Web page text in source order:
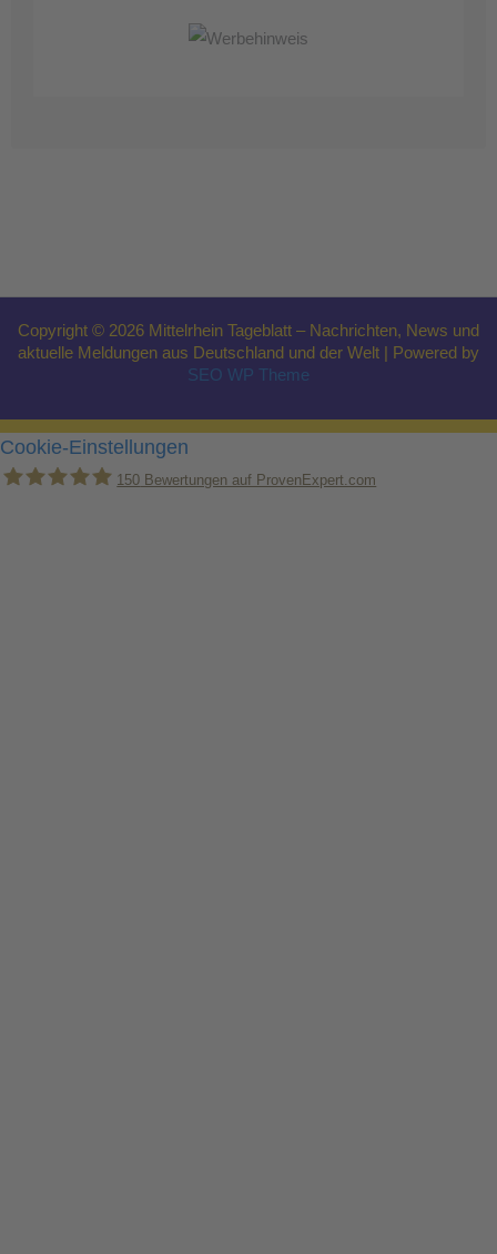
Copyright © 2026 Mittelrhein Tageblatt – Nachrichten, News und
aktuelle Meldungen aus Deutschland und der Welt | Powered by
SEO WP Theme
Cookie-Einstellungen
150 Bewertungen auf ProvenExpert.com